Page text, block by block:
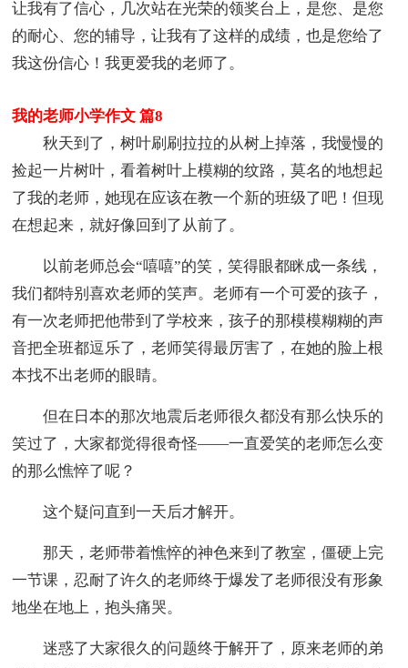
让我有了信心，几次站在光荣的领奖台上，是您、是您
的耐心、您的辅导，让我有了这样的成绩，也是您给了
我这份信心！我更爱我的老师了。
我的老师小学作文 篇8
秋天到了，树叶刷刷拉拉的从树上掉落，我慢慢的
捡起一片树叶，看着树叶上模糊的纹路，莫名的地想起
了我的老师，她现在应该在教一个新的班级了吧！但现
在想起来，就好像回到了从前了。
以前老师总会“嘻嘻”的笑，笑得眼都眯成一条线，
我们都特别喜欢老师的笑声。老师有一个可爱的孩子，
有一次老师把他带到了学校来，孩子的那模模糊糊的声
音把全班都逗乐了，老师笑得最厉害了，在她的脸上根
本找不出老师的眼睛。
但在日本的那次地震后老师很久都没有那么快乐的
笑过了，大家都觉得很奇怪——一直爱笑的老师怎么变
的那么憔悴了呢？
这个疑问直到一天后才解开。
那天，老师带着憔悴的神色来到了教室，僵硬上完
一节课，忍耐了许久的老师终于爆发了老师很没有形象
地坐在地上，抱头痛哭。
迷惑了大家很久的问题终于解开了，原来老师的弟